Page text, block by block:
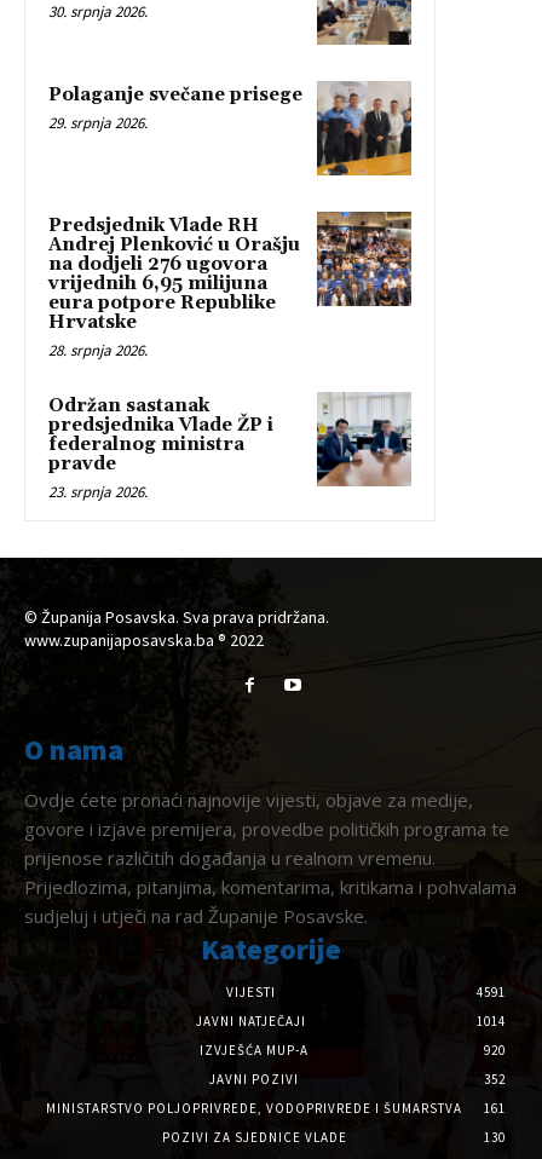
30. srpnja 2026.
Polaganje svečane prisege
29. srpnja 2026.
Predsjednik Vlade RH
Andrej Plenković u Orašju
na dodjeli 276 ugovora
vrijednih 6,95 milijuna
eura potpore Republike
Hrvatske
28. srpnja 2026.
Održan sastanak
predsjednika Vlade ŽP i
federalnog ministra
pravde
23. srpnja 2026.
© Županija Posavska. Sva prava pridržana.
www.zupanijaposavska.ba ® 2022
O nama
Ovdje ćete pronaći najnovije vijesti, objave za medije,
govore i izjave premijera, provedbe političkih programa te
prijenose različitih događanja u realnom vremenu.
Prijedlozima, pitanjima, komentarima, kritikama i pohvalama
sudjeluj i utječi na rad Županije Posavske.
Kategorije
VIJESTI
4591
JAVNI NATJEČAJI
1014
IZVJEŠĆA MUP-A
920
JAVNI POZIVI
352
MINISTARSTVO POLJOPRIVREDE, VODOPRIVREDE I ŠUMARSTVA
161
POZIVI ZA SJEDNICE VLADE
130